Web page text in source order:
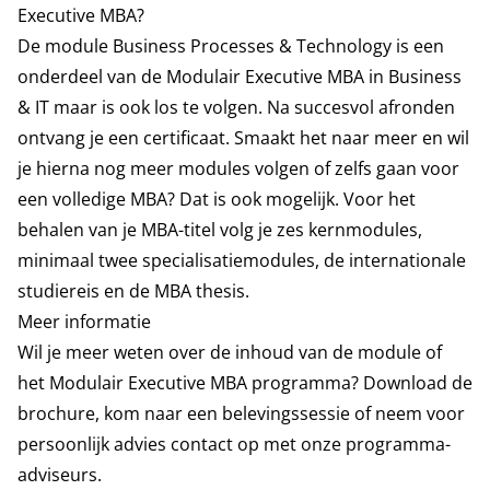
Executive MBA?
De module Business Processes & Technology is een
onderdeel van de Modulair Executive MBA in Business
& IT maar is ook los te volgen. Na succesvol afronden
ontvang je een certificaat. Smaakt het naar meer en wil
je hierna nog meer modules volgen of zelfs gaan voor
een volledige MBA? Dat is ook mogelijk. Voor het
behalen van je MBA-titel volg je zes kernmodules,
minimaal twee specialisatiemodules, de internationale
studiereis en de MBA thesis.
Meer informatie
Wil je meer weten over de inhoud van de module of
het Modulair Executive MBA programma? Download de
brochure, kom naar een belevingssessie of neem voor
persoonlijk advies contact op met onze programma-
adviseurs.